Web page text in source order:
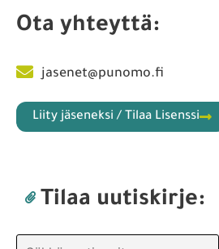
Ota yhteyttä:
jasenet@punomo.fi
Liity jäseneksi / Tilaa Lisenssi
Tilaa uutiskirje: